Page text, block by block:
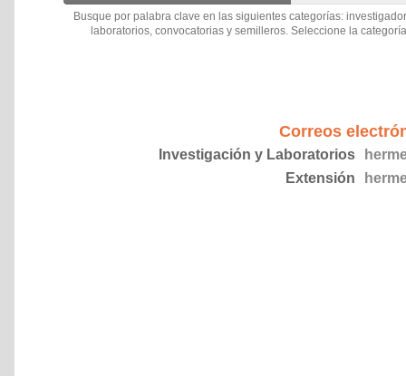
Busque por palabra clave en las siguientes categorías:
laboratorios, convocatorias y semilleros. Seleccione la
Correos
Investigación y Laboratorios
Extensión